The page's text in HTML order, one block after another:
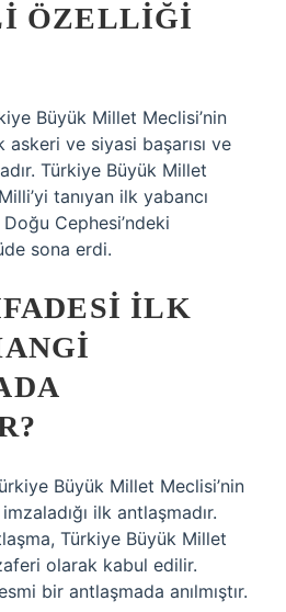
ÖZELLIĞI
Büyük Millet Meclisi’nin
askeri ve siyasi başarısı ve
Türkiye Büyük Millet
tanıyan ilk yabancı
Cephesi’ndeki
sona erdi.
ILK
Büyük Millet Meclisi’nin
ilk antlaşmadır.
Türkiye Büyük Millet
olarak kabul edilir.
bir antlaşmada anılmıştır.